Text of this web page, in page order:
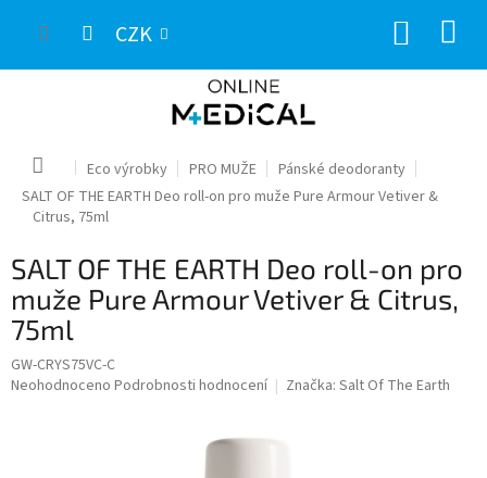
CZK
Domů Eco výrobky PRO MUŽE
Pánské deodoranty
SALT OF THE EARTH Deo roll-on pro muže Pure Armour Vetiver &
Citrus, 75ml
SALT OF THE EARTH Deo roll-on pro
muže Pure Armour Vetiver & Citrus,
75ml
GW-CRYS75VC-C
Průměrné
Neohodnoceno Podrobnosti hodnocení Značka: Salt Of The Earth